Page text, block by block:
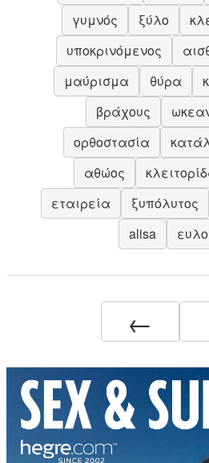
γυμνός
ξύλο
υποκρινόμενος
μαύρισμα
θύρα
βράχους
ορθοστασία
αθώος
εταιρεία
ξυπόλυτος
alisa
←